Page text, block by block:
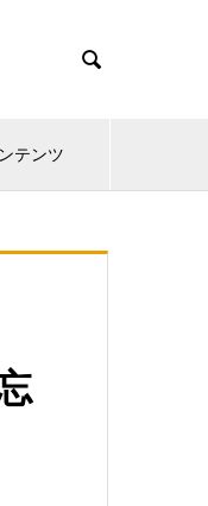

テンツ